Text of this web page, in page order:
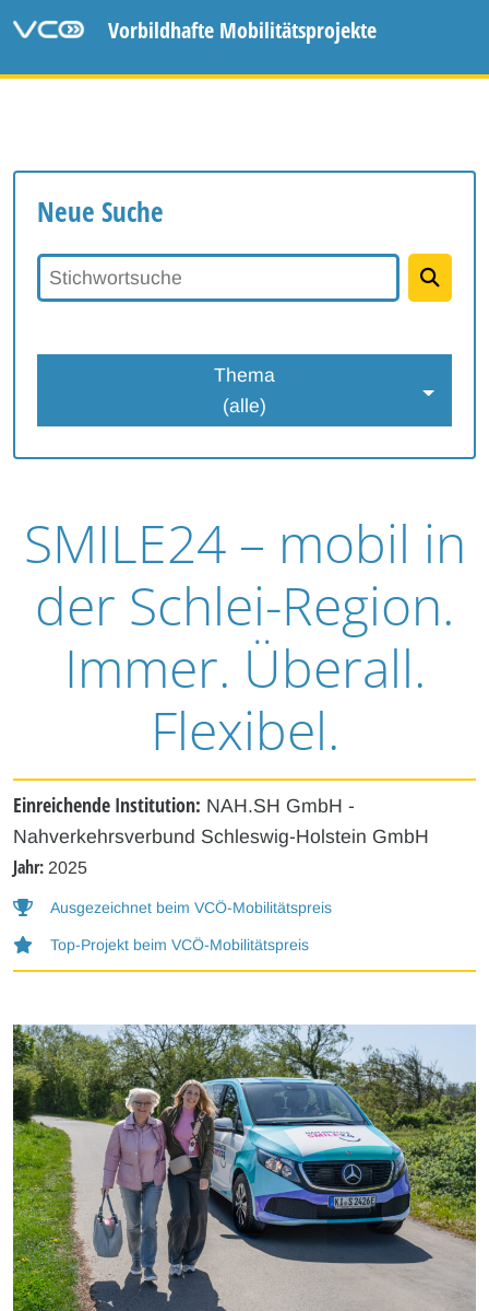
Vorbildhafte Mobilitätsprojekte
SMILE24 – mobil in
der Schlei-Region.
Immer. Überall.
Flexibel.
Einreichende Institution: NAH.SH GmbH -
Nahverkehrsverbund Schleswig-Holstein GmbH
Jahr: 2025
Ausgezeichnet beim VCÖ-Mobilitätspreis
Top-Projekt beim VCÖ-Mobilitätspreis
Neue Suche
Stichwortsuche
Thema
(alle)